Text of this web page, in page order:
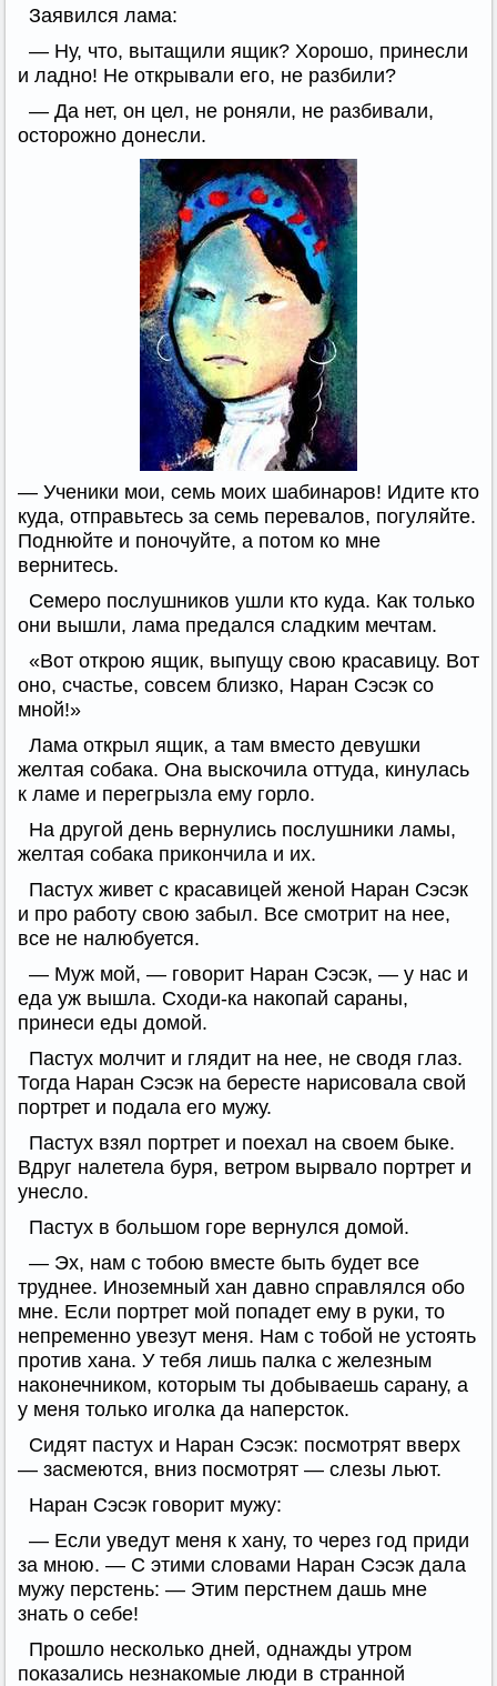
Заявился лама:
— Ну, что, вытащили ящик? Хорошо, принесли
и ладно! Не открывали его, не разбили?
— Да нет, он цел, не роняли, не разбивали,
осторожно донесли.
— Ученики мои, семь моих шабинаров! Идите кто
куда, отправьтесь за семь перевалов, погуляйте.
Поднюйте и поночуйте, а потом ко мне
вернитесь.
Семеро послушников ушли кто куда. Как только
они вышли, лама предался сладким мечтам.
«Вот открою ящик, выпущу свою красавицу. Вот
оно, счастье, совсем близко, Наран Сэсэк со
мной!»
Лама открыл ящик, а там вместо девушки
желтая собака. Она выскочила оттуда, кинулась
к ламе и перегрызла ему горло.
На другой день вернулись послушники ламы,
желтая собака прикончила и их.
Пастух живет с красавицей женой Наран Сэсэк
и про работу свою забыл. Все смотрит на нее,
все не налюбуется.
— Муж мой, — говорит Наран Сэсэк, — у нас и
еда уж вышла. Сходи-ка накопай сараны,
принеси еды домой.
Пастух молчит и глядит на нее, не сводя глаз.
Тогда Наран Сэсэк на бересте нарисовала свой
портрет и подала его мужу.
Пастух взял портрет и поехал на своем быке.
Вдруг налетела буря, ветром вырвало портрет и
унесло.
Пастух в большом горе вернулся домой.
— Эх, нам с тобою вместе быть будет все
труднее. Иноземный хан давно справлялся обо
мне. Если портрет мой попадет ему в руки, то
непременно увезут меня. Нам с тобой не устоять
против хана. У тебя лишь палка с железным
наконечником, которым ты добываешь сарану, а
у меня только иголка да наперсток.
Сидят пастух и Наран Сэсэк: посмотрят вверх
— засмеются, вниз посмотрят — слезы льют.
Наран Сэсэк говорит мужу:
— Если уведут меня к хану, то через год приди
за мною. — С этими словами Наран Сэсэк дала
мужу перстень: — Этим перстнем дашь мне
знать о себе!
Прошло несколько дней, однажды утром
показались незнакомые люди в странной